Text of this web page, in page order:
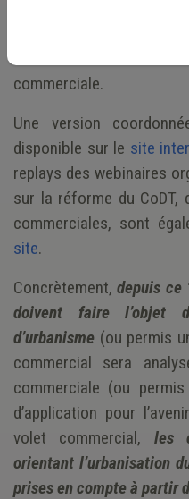
commerciale.
Une version
disponible sur le site
replays des webinaires
sur la réforme du
commerciales, sont
site.
Concrètement,depuis ce
doivent faire l’objet
d’urbanisme (ou permis
commercial sera
commerciale (ou
d’application pour
volet commercial, les
orientant l’urbanisation
prises en compte à partir